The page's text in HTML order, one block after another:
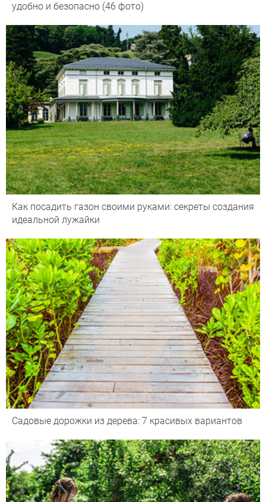
удобно и безопасно (46 фото)
Как посадить газон своими руками: секреты создания
идеальной лужайки
Садовые дорожки из дерева: 7 красивых вариантов